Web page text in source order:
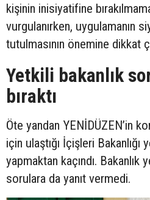
kişinin inisiyatifine
vurgulanırken, uygulamanın
tutulmasının önemine dikkat
Yetkili bakanlık
bıraktı
Öte yandan YENİDÜZEN’in
için ulaştığı İçişleri Bakanlığı
yapmaktan kaçındı.
sorulara da yanıt vermedi.